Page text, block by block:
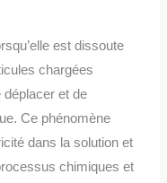
est dissoute
chargées
déplacer et de
Ce phénomène
dans la solution et
chimiques et